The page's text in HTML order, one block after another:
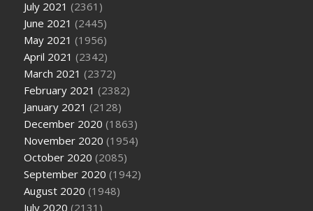
July 2021 (2361)
June 2021 (2445)
May 2021 (1956)
April 2021 (2342)
March 2021 (2372)
February 2021 (2382)
January 2021 (2128)
December 2020 (1863)
November 2020 (1954)
October 2020 (2085)
September 2020 (1942)
August 2020 (1948)
July 2020 (2131)